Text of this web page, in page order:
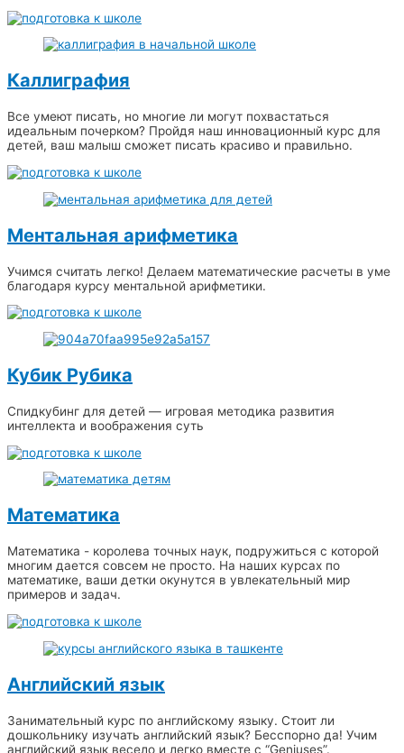
Каллиграфия
Все умеют писать, но многие ли могут похвастаться
идеальным почерком? Пройдя наш инновационный курс для
детей, ваш малыш сможет писать красиво и правильно.
Ментальная арифметика
Учимся считать легко! Делаем математические расчеты в уме
благодаря курсу ментальной арифметики.
Кубик Рубика
Спидкубинг для детей — игровая методика развития
интеллекта и воображения суть
Математика
Математика - королева точных наук, подружиться с которой
многим дается совсем не просто. На наших курсах по
математике, ваши детки окунутся в увлекательный мир
примеров и задач.
Английский язык
Занимательный курс по английскому языку. Стоит ли
дошкольнику изучать английский язык? Бесспорно да! Учим
английский язык весело и легко вместе с “Geniuses”.